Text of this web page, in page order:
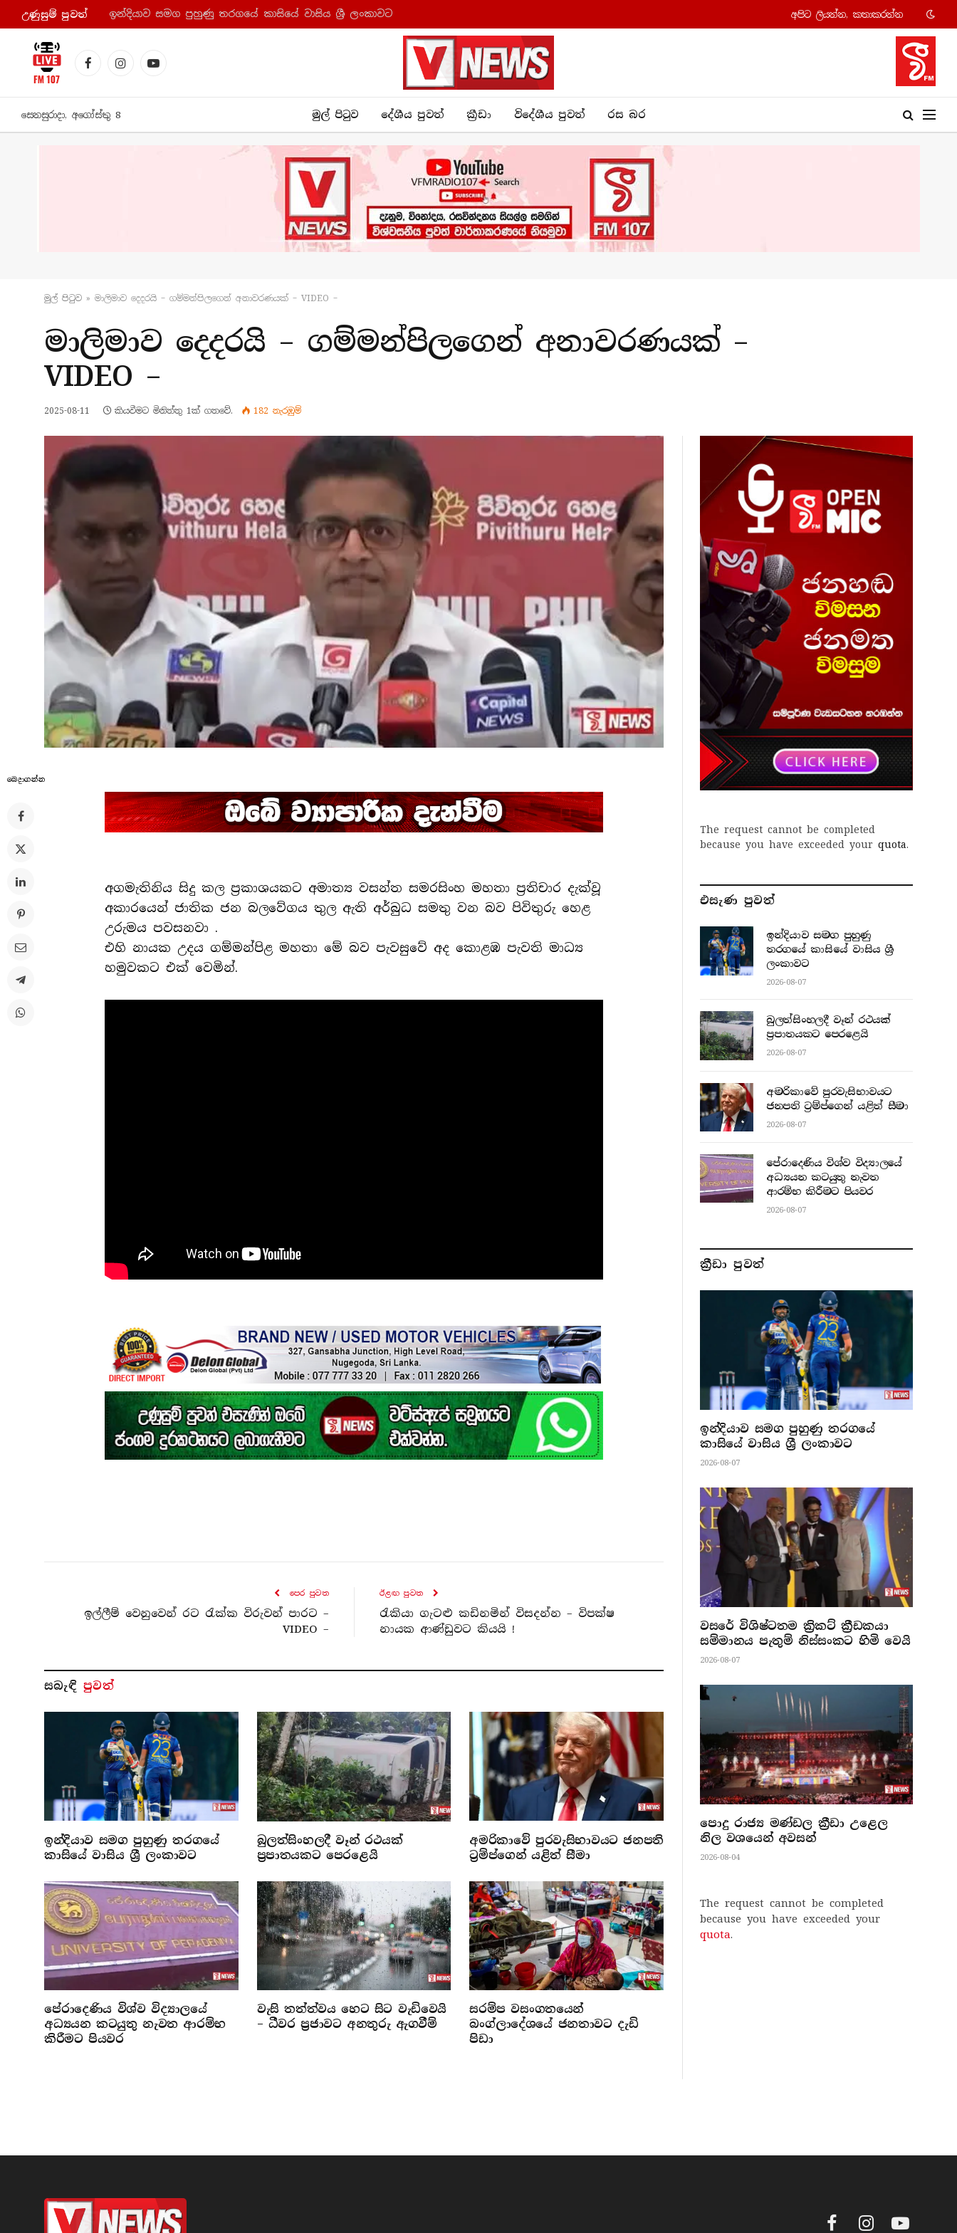
උණුසුම් පුව​ත් ඉන්දියාව සමග පුහුණු තරගයේ කාසියේ වාසිය ශ්‍රී ලංකාවට අපි​ට ලියන්න, කතාකරන්​න
FacebookInstagramYouTube
සෙනසුරාදා, අගෝස්තු 8 මුල් පිටුව දේශීය පුව​ත් ක්‍රී​ඩා විදේශීය පුවත් රස බ​ර
මුල් පිටු​ව » මාලිමාව දෙදරයි – ගම්මන්පිලගෙන් අනාවරණයක් – VIDEO –
මාලිමාව දෙදරයි – ගම්මන්පිලගෙන් අනාවරණයක් –
VIDEO –
2025-08-11 කියවීමට මිනිත්තු 1ක් ගතවේ. 182 නැරඹු​ම්
බෙදාගන්​න
අගමැතිනිය සිදු කල ප්‍රකාශයකට අමාත්‍ය වසන්ත සමරසිංහ මහතා ප්‍රතිචාර දැක්වූ
අකාරයෙන් ජාතික ජන බලවේගය තුල ඇති අර්බුධ සමතු වන බව පිවිතුරු හෙළ
උරුමය පවසනවා .
එහි නායක උදය ගම්මන්පිළ මහතා මේ බව පැවසුවේ අද කොළඹ පැවති මාධ්‍ය
හමුවකට එක් වෙමින්.
පෙර පුව​ත
ඉල්ලීම් වෙනුවෙන් රට රැක්ක විරුවන් පාරට –
VIDEO –
ඊළඟ පුව​ත
රැකියා ගැටළු කඩිනමින් විසදන්න – විපක්ෂ
නායක ආණ්ඩුවට කියයි !
සබැ​ඳි පුවත්
ඉන්දියාව සමග පුහුණු තරගයේ
කාසියේ වාසිය ශ්‍රී ලංකාවට
බුලත්සිංහලදී වෑන් රථයක්
ප්‍රපාතයකට පෙරළෙයි
අමරිකාවේ පුරවැසිභාවයට ජනපති
ට්‍රම්ප්ගෙන් යළිත් සීමා
පේරාදෙණිය විශ්ව විද්‍යාලයේ
අධ්‍යයන කටයුතු නැවත ආරම්භ
කිරීමට පියවර
වැසි තත්ත්වය හෙට සිට වැඩිවෙයි
– ධීවර ප්‍රජාවට අනතුරු ඇගවීම්
සරම්ප වසංගතයෙන්
බංග්ලාදේශයේ ජනතාවට දැඩි
පිඩා
The request cannot be completed
because you have exceeded your quota.
එසැණ පුව​ත්
ඉන්දියාව සමග පුහුණු
තරගයේ කාසියේ වාසිය ශ්‍රී
ලංකාවට
2026-08-07
බුලත්සිංහලදී වෑන් රථයක්
ප්‍රපාතයකට පෙරළෙයි
2026-08-07
අමරිකාවේ පුරවැසිභාවයට
ජනපති ට්‍රම්ප්ගෙන් යළිත් සීමා
2026-08-07
පේරාදෙණිය විශ්ව විද්‍යාලයේ
අධ්‍යයන කටයුතු නැවත
ආරම්භ කිරීමට පියවර
2026-08-07
ක්‍රීඩා පුවත්
ඉන්දියාව සමග පුහුණු තරගයේ
කාසියේ වාසිය ශ්‍රී ලංකාවට
2026-08-07
වසරේ විශිෂ්ටතම ක්‍රිකට් ක්‍රීඩකයා
සම්මානය පැතුම් නිස්සංකට හිමි වෙයි
2026-08-07
පොදු රාජ්‍ය මණ්ඩල ක්‍රීඩා උළෙල
නිල වශයෙන් අවසන්
2026-08-04
The request cannot be completed
because you have exceeded your
quota.
FacebookInstagramYouTube